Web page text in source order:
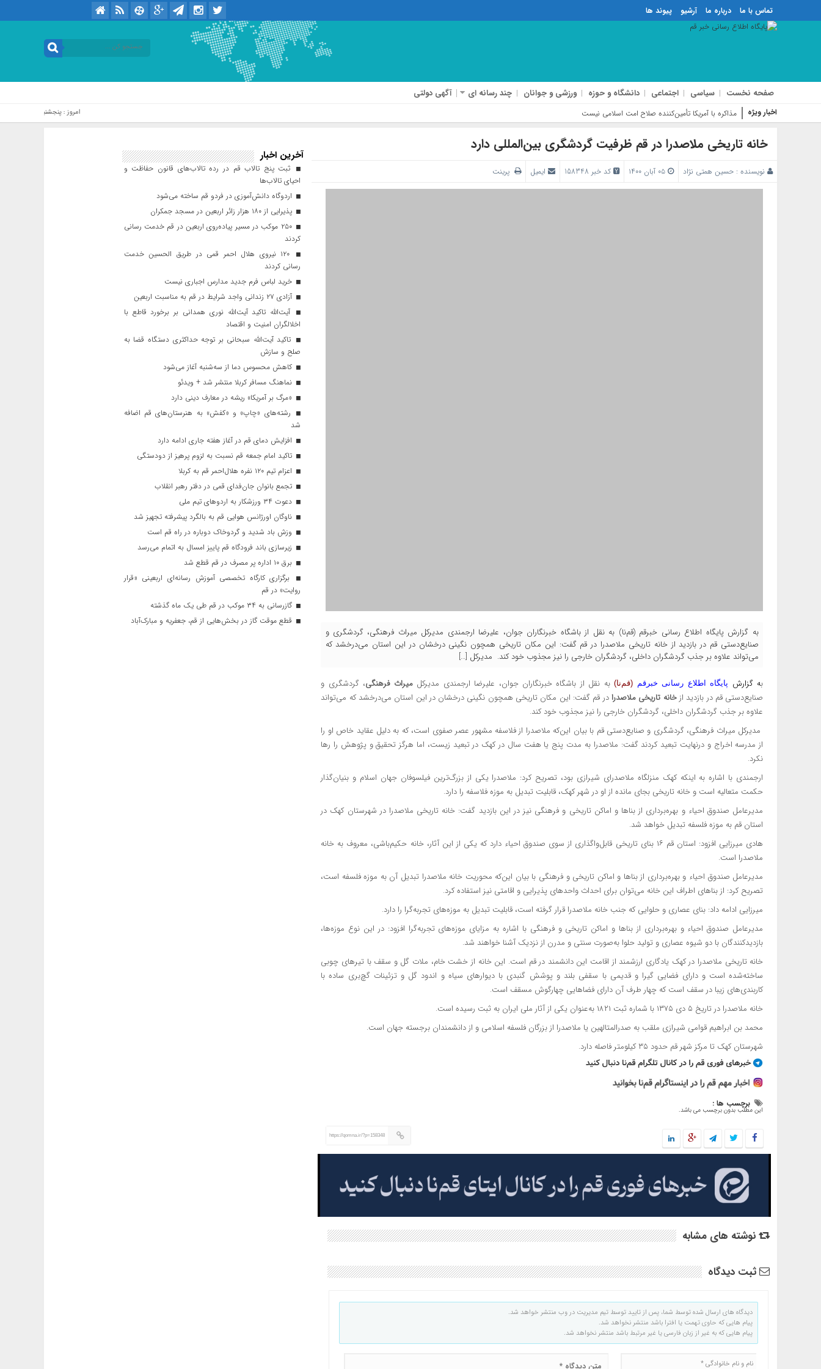
تماس با ما درباره ما آرشیو پیوند ها
صفحه نخست سیاسی اجتماعی دانشگاه و حوزه ورزشی و جوانان چند رسانه ای آگهی دولتی
اخبار ویژه ثبت پنج تالا امروز : پنجشنبه / ۱۵ مرداد / ۱۴۰۵ .::. برابر با : Thursday, 6 August , 2026
خانه تاریخی ملاصدرا در قم ظرفیت گردشگری بین‌المللی دارد
نویسنده : حسین همتی نژاد کد خبر 158348 ایمیل پرینت
به گزارش پایگاه اطلاع رسانی خبرقم (قم‌نا) به نقل از باشگاه خبرنگاران جوان، علیرضا ارجمندی مدیرکل میراث فرهنگی، گردشگری و
صنایع‌دستی قم در بازدید از خانه تاریخی ملاصدرا در قم گفت: این مکان تاریخی همچون نگینی درخشان در این استان می‌درخشد که
می‌تواند علاوه بر جذب گردشگران داخلی، گردشگران خارجی را نیز مجذوب خود کند. مدیرکل […]
به گزارش پایگاه اطلاع رسانی خبرقم (قم‌نا) به نقل از باشگاه خبرنگاران جوان، علیرضا ارجمندی مدیرکلمیراث فرهنگی، گردشگری و
صنایع‌دستی قم در بازدید ازخانه تاریخی ملاصدرادر قم گفت: این مکان تاریخی همچون نگینی درخشان در این استان می‌درخشد که می‌تواند
علاوه بر جذب گردشگران داخلی، گردشگران خارجی را نیز مجذوب خود کند.
مدیرکل میراث فرهنگی، گردشگری و صنایع‌دستی قم با بیان این‌که ملاصدرا از فلاسفه مشهور عصر صفوی است، که به دلیل عقاید خاص او را
از مدرسه اخراج و درنهایت تبعید کردند گفت: ملاصدرا به مدت پنج یا هفت سال در کهک در تبعید زیست، اما هرگز تحقیق و پژوهش را رها
نکرد.
ارجمندی با اشاره به اینکه کهک منزلگاه ملاصدرای شیرازی بود، تصریح کرد: ملاصدرا یکی از بزرگ‌ترین فیلسوفان جهان اسلام و بنیان‌گذار
حکمت متعالیه است و خانه تاریخی بجای مانده از او در شهر کهک، قابلیت تبدیل به موزه فلاسفه را دارد.
مدیرعامل صندوق احیاء و بهره‌برداری از بنا‌ها و اماکن تاریخی و فرهنگی نیز در این بازدید گفت: خانه تاریخی ملاصدرا در شهرستان کهک در
استان قم به موزه فلسفه تبدیل خواهد شد.
هادی میرزایی افزود: استان قم ۱۶ بنای تاریخی قابل‌واگذاری از سوی صندوق احیاء دارد که یکی از این آثار، خانه حکیم‌باشی، معروف به خانه
ملاصدرا است.
مدیرعامل صندوق احیاء و بهره‌برداری از بنا‌ها و اماکن تاریخی و فرهنگی با بیان این‌که محوریت خانه ملاصدرا تبدیل آن به موزه فلسفه است،
تصریح کرد: از بنا‌های اطراف این خانه می‌توان برای احداث واحد‌های پذیرایی و اقامتی نیز استفاده کرد.
میرزایی ادامه داد: بنای عصاری و حلوایی که جنب خانه ملاصدرا قرار گرفته است، قابلیت تبدیل به موزه‌های تجربه‌گرا را دارد.
مدیرعامل صندوق احیاء و بهره‌برداری از بنا‌ها و اماکن تاریخی و فرهنگی با اشاره به مزایای موزه‌های تجربه‌گرا افزود: در این نوع موزه‌ها،
بازدیدکنندگان با دو شیوه عصاری و تولید حلوا به‌صورت سنتی و مدرن از نزدیک آشنا خواهند شد.
خانه تاریخی ملاصدرا در کهک یادگاری ارزشمند از اقامت این دانشمند در قم است. این خانه از خشت خام، ملات گل و سقف با تیر‌های چوبی
ساخته‌شده است و دارای فضایی گیرا و قدیمی با سقفی بلند و پوشش گنبدی با دیوار‌های سیاه و اندود گل و تزئینات گچ‌بری ساده با
کاربندی‌های زیبا در سقف است که چهار طرف آن دارای فضا‌هایی چهارگوش مسقف است.
خانه ملاصدرا در تاریخ ۵ دی ۱۳۷۵ با شماره ثبت ۱۸۲۱ به‌عنوان یکی از آثار ملی ایران به ثبت رسیده است.
محمد بن ابراهیم قوامی شیرازی ملقب به صدرالمتالهین یا ملاصدرا از بزرگان فلسفه اسلامی و از دانشمندان برجسته جهان است.
شهرستان کهک تا مرکز شهر قم حدود ۳۵ کیلومتر فاصله دارد.
برچسب ها :
این مطلب بدون برچسب می باشد.
https://qomna.ir/?p=158348
نوشته های مشابه
ثبت دیدگاه
دیدگاه های ارسال شده توسط شما، پس از تایید توسط تیم مدیریت در وب منتشر خواهد شد.
پیام هایی که حاوی تهمت یا افترا باشد منتشر نخواهد شد.
پیام هایی که به غیر از زبان فارسی یا غیر مرتبط باشد منتشر نخواهد شد.
آخرین اخبار
ثبت پنج تالاب قم در رده تالاب‌های قانون حفاظت و
احیای تالاب‌ها
اردوگاه دانش‌آموزی در فردو قم ساخته می‌شود
پذیرایی از ۱۸۰ هزار زائر اربعین در مسجد جمکران
۲۵۰ موکب در مسیر پیاده‌روی اربعین در قم خدمت رسانی
کردند
۱۲۰ نیروی هلال احمر قمی در طریق الحسین خدمت
رسانی کردند
خرید لباس فرم جدید مدارس اجباری نیست
آزادی ۲۷ زندانی واجد شرایط در قم به مناسبت اربعین
آیت‌الله تاکید آیت‌الله نوری همدانی بر برخورد قاطع با
اخلالگران امنیت و اقتصاد
تاکید آیت‌الله‌ سبحانی بر توجه حداکثری دستگاه قضا به
صلح و سازش
کاهش محسوس دما از سه‌شنبه آغاز می‌شود
نماهنگ مسافر کربلا منتشر شد + ویدئو
«مرگ بر آمریکا» ریشه در معارف دینی دارد
رشته‌های «چاپ» و «کفش» به هنرستان‌های قم اضافه
شد
افزایش دمای قم در آغاز هفته جاری ادامه دارد
تاکید امام جمعه قم نسبت به لزوم پرهیز از دودستگی
اعزام تیم ۱۲۰ نفره هلال‌احمر قم به کربلا
تجمع بانوان جان‌فدای قمی در دفتر رهبر انقلاب
دعوت ۳۴ ورزشکار به اردوهای تیم ملی
ناوگان اورژانس هوایی قم به بالگرد پیشرفته تجهیز شد
وزش باد شدید و گردوخاک دوباره در راه قم است
زیرسازی باند فرودگاه قم پاییز امسال به اتمام می‌رسد
برق ۱۰ اداره پر مصرف در قم قطع شد
برگزاری کارگاه تخصصی آموزش رسانه‌ای اربعینی «قرار
روایت» در قم
گازرسانی به ۳۴ موکب در قم طی یک ماه گذشته
قطع موقت گاز در بخش‌هایی از قم، جعفریه و مبارک‌آباد